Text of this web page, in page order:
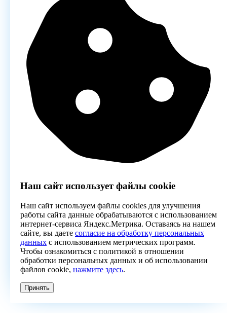
Наш сайт использует файлы cookie
Наш сайт используем файлы cookies для улучшения
работы сайта данные обрабатываются с использованием
интернет-сервиса Яндекс.Метрика. Оставаясь на нашем
сайте, вы даете согласие на обработку персональных
данных с использованием метрических программ.
Чтобы ознакомиться с политикой в отношении
обработки персональных данных и об использовании
файлов cookie, нажмите здесь.
Принять